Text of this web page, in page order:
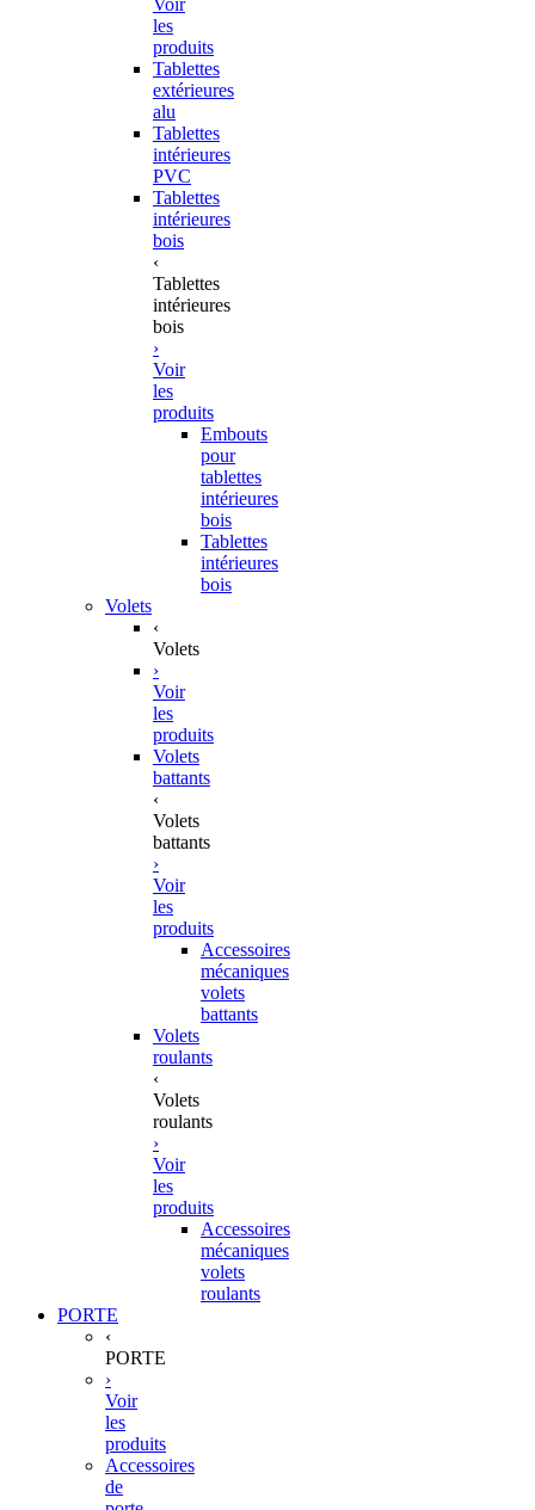
les
produits
Tablettes
extérieures
alu
Tablettes
intérieures
PVC
Tablettes
intérieures
bois
‹
Tablettes
intérieures
bois
›
Voir
les
produits
Embouts
pour
tablettes
intérieures
bois
Tablettes
intérieures
bois
Volets
‹
Volets
›
Voir
les
produits
Volets
battants
‹
Volets
battants
›
Voir
les
produits
Accessoires
mécaniques
volets
battants
Volets
roulants
‹
Volets
roulants
›
Voir
les
produits
Accessoires
mécaniques
volets
roulants
PORTE
‹
PORTE
›
Voir
les
produits
Accessoires
de